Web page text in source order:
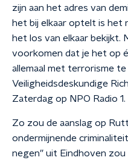
zijn aan het adres van
het bij elkaar optelt is het
het los van elkaar bekijkt.
voorkomen dat je het op
allemaal met terrorisme
Veiligheidsdeskundige
Zaterdag op NPO Radio 1.
Zo zou de aanslag op
ondermijnende
negen” uit Eindhoven